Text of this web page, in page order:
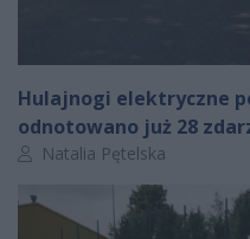
Hulajnogi elektryczne
odnotowano już 28
Autor artykułu:
Natalia Pętelska